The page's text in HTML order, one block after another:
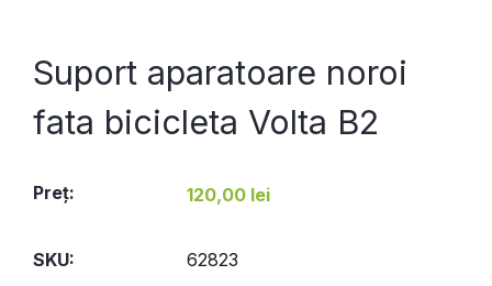
Suport aparatoare noroi
fata bicicleta Volta B2
Preţ: 120,00 lei
SKU: 62823